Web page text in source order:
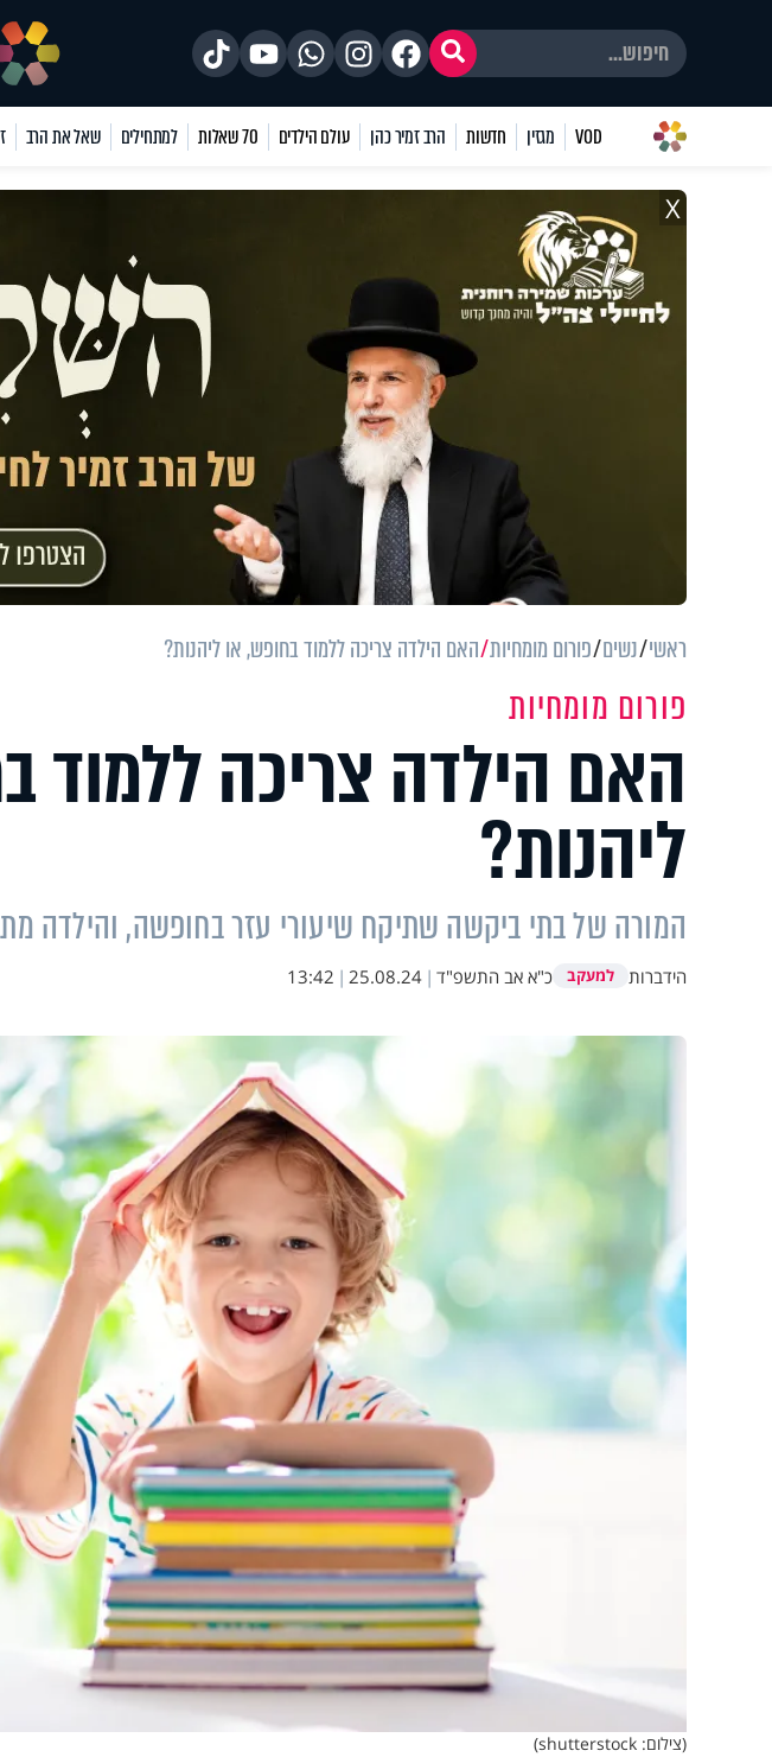
VOD מגזין חדשות הרב זמיר כהן עולם הילדים 70 שאלות למתחילים שאל את הרב
X
ראשי נשים פורום מומחיות האם הילדה צריכה ללמוד בחופש, או ליהנות?
פורום מומחיות
האם הילדה צריכה ללמוד
ליהנות?
המורה של בתי ביקשה שתיקח שיעורי עזר בחופשה, והילדה
הידברות למעקב כ"א אב התשפ"ד |
25.08.24
|
13:42
(צילום: shutterstock)